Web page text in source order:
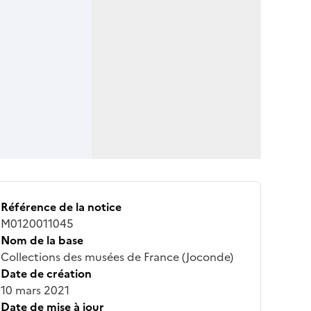
Référence de la notice
M0120011045
Nom de la base
Collections des musées de France (Joconde)
Date de création
10 mars 2021
Date de mise à jour